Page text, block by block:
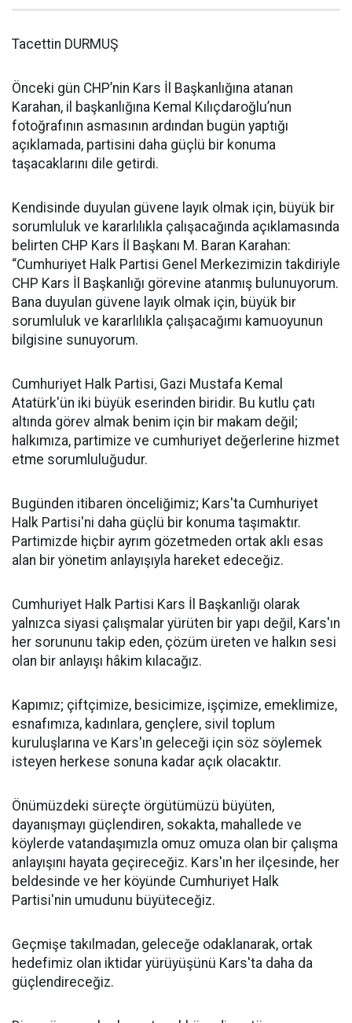
Tacettin DURMUŞ
Önceki gün CHP’nin Kars İl Başkanlığına atanan
Karahan, il başkanlığına Kemal Kılıçdaroğlu’nun
fotoğrafının asmasının ardından bugün yaptığı
açıklamada, partisini daha güçlü bir konuma
taşacaklarını dile getirdi.
Kendisinde duyulan güvene layık olmak için, büyük bir
sorumluluk ve kararlılıkla çalışacağında açıklamasında
belirten CHP Kars İl Başkanı M. Baran Karahan:
“Cumhuriyet Halk Partisi Genel Merkezimizin takdiriyle
CHP Kars İl Başkanlığı görevine atanmış bulunuyorum.
Bana duyulan güvene layık olmak için, büyük bir
sorumluluk ve kararlılıkla çalışacağımı kamuoyunun
bilgisine sunuyorum.
Cumhuriyet Halk Partisi, Gazi Mustafa Kemal
Atatürk'ün iki büyük eserinden biridir. Bu kutlu çatı
altında görev almak benim için bir makam değil;
halkımıza, partimize ve cumhuriyet değerlerine hizmet
etme sorumluluğudur.
Bugünden itibaren önceliğimiz; Kars'ta Cumhuriyet
Halk Partisi'ni daha güçlü bir konuma taşımaktır.
Partimizde hiçbir ayrım gözetmeden ortak aklı esas
alan bir yönetim anlayışıyla hareket edeceğiz.
Cumhuriyet Halk Partisi Kars İl Başkanlığı olarak
yalnızca siyasi çalışmalar yürüten bir yapı değil, Kars'ın
her sorununu takip eden, çözüm üreten ve halkın sesi
olan bir anlayışı hâkim kılacağız.
Kapımız; çiftçimize, besicimize, işçimize, emeklimize,
esnafımıza, kadınlara, gençlere, sivil toplum
kuruluşlarına ve Kars'ın geleceği için söz söylemek
isteyen herkese sonuna kadar açık olacaktır.
Önümüzdeki süreçte örgütümüzü büyüten,
dayanışmayı güçlendiren, sokakta, mahallede ve
köylerde vatandaşımızla omuz omuza olan bir çalışma
anlayışını hayata geçireceğiz. Kars'ın her ilçesinde, her
beldesinde ve her köyünde Cumhuriyet Halk
Partisi'nin umudunu büyüteceğiz.
Geçmişe takılmadan, geleceğe odaklanarak, ortak
hedefimiz olan iktidar yürüyüşünü Kars'ta daha da
güçlendireceğiz.